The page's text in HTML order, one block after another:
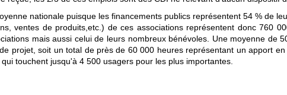
nationale puisque les financements publics représentent 54 % de
ventes de produits,etc.) de ces associations représentent donc 760
mais aussi celui de leurs nombreux bénévoles. Une moyenne de
projet, soit un total de près de 60 000 heures représentant un apport
touchent jusqu'à 4 500 usagers pour les plus importantes.